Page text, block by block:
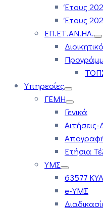
Έτους
Έτους
ΕΠ.ΕΤ.ΑΝ.ΗΛ.
Υπηρεσίες
ΓΕΜΗ
Γενικά
Αιτήσεις-
Ετήσια
ΥΜΣ
63577
e-ΥΜΣ